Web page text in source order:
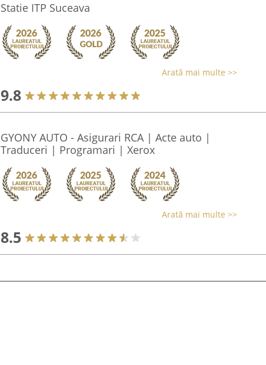
Statie ITP Suceava
Arată mai multe >>
9.8
GYONY AUTO - Asigurari RCA | Acte auto |
Traduceri | Programari | Xerox
Arată mai multe >>
8.5